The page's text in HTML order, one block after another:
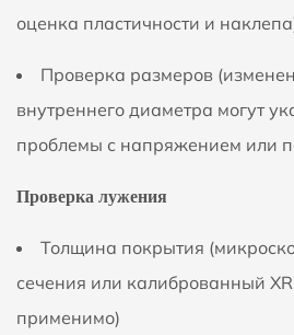
оценка пластичности и
Проверка размеров
внутреннего диаметра могут
проблемы с напряжением или
Проверка лужения
Толщина покрытия
сечения или калиброванный
применимо)